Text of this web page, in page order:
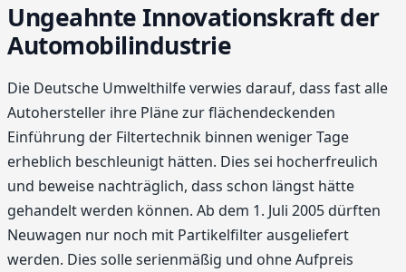
Ungeahnte Innovationskraft der
Automobilindustrie
Die Deutsche Umwelthilfe verwies darauf, dass fast alle
Autohersteller ihre Pläne zur flächendeckenden
Einführung der Filtertechnik binnen weniger Tage
erheblich beschleunigt hätten. Dies sei hocherfreulich
und beweise nachträglich, dass schon längst hätte
gehandelt werden können. Ab dem 1. Juli 2005 dürften
Neuwagen nur noch mit Partikelfilter ausgeliefert
werden. Dies solle serienmäßig und ohne Aufpreis